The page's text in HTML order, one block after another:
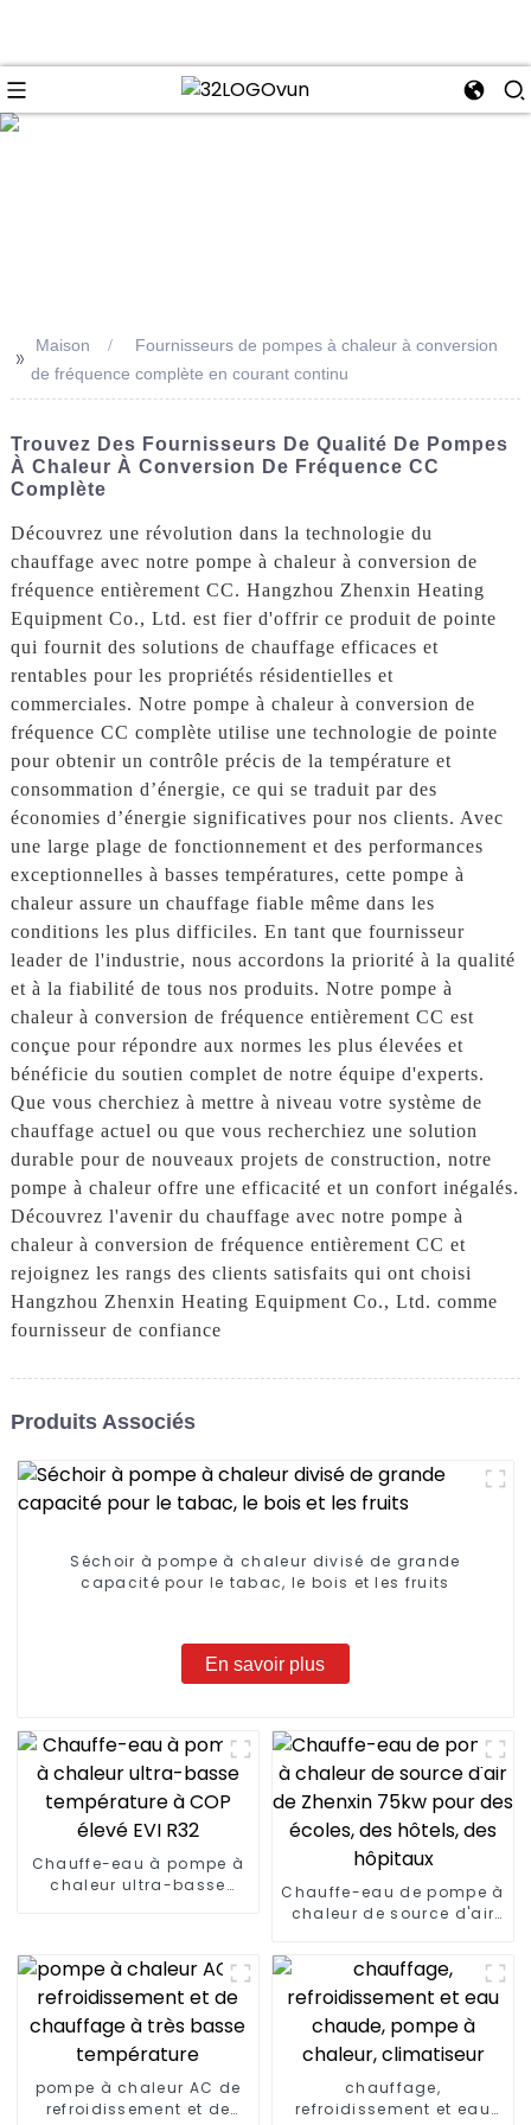
>> Maison
Fournisseurs de pompes à chaleur à conversion
de fréquence complète en courant continu
Trouvez Des Fournisseurs De Qualité De Pompes
À Chaleur À Conversion De Fréquence CC
Complète
Découvrez une révolution dans la technologie du
chauffage avec notre pompe à chaleur à conversion de
fréquence entièrement CC. Hangzhou Zhenxin Heating
Equipment Co., Ltd. est fier d'offrir ce produit de pointe
qui fournit des solutions de chauffage efficaces et
rentables pour les propriétés résidentielles et
commerciales. Notre pompe à chaleur à conversion de
fréquence CC complète utilise une technologie de pointe
pour obtenir un contrôle précis de la température et
consommation d’énergie, ce qui se traduit par des
économies d’énergie significatives pour nos clients. Avec
une large plage de fonctionnement et des performances
exceptionnelles à basses températures, cette pompe à
chaleur assure un chauffage fiable même dans les
conditions les plus difficiles. En tant que fournisseur
leader de l'industrie, nous accordons la priorité à la qualité
et à la fiabilité de tous nos produits. Notre pompe à
chaleur à conversion de fréquence entièrement CC est
conçue pour répondre aux normes les plus élevées et
bénéficie du soutien complet de notre équipe d'experts.
Que vous cherchiez à mettre à niveau votre système de
chauffage actuel ou que vous recherchiez une solution
durable pour de nouveaux projets de construction, notre
pompe à chaleur offre une efficacité et un confort inégalés.
Découvrez l'avenir du chauffage avec notre pompe à
chaleur à conversion de fréquence entièrement CC et
rejoignez les rangs des clients satisfaits qui ont choisi
Hangzhou Zhenxin Heating Equipment Co., Ltd. comme
fournisseur de confiance
Produits Associés
Séchoir à pompe à chaleur divisé de grande
capacité pour le tabac, le bois et les fruits
En savoir plus
Chauffe-eau à pompe à
chaleur ultra-basse
Chauffe-eau de pompe à
chaleur de source d'air
hôpitaux
pompe à chaleur AC de
refroidissement et de
chauffage,
refroidissement et eau